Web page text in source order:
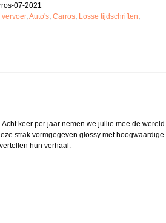
07-2021
vervoer,Auto's,Carros, Losse tijdschriften,
keer per jaar nemen we jullie mee de wereld
strak vormgegeven glossy met hoogwaardige
hun verhaal.